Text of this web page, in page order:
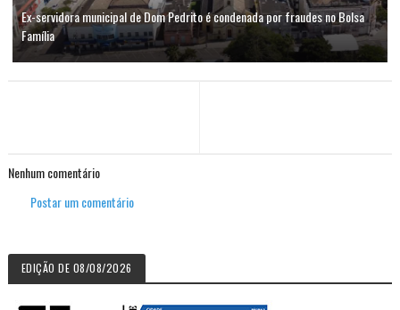
Ex-servidora municipal de Dom Pedrito é condenada por fraudes no Bolsa
Família
Nenhum comentário
Postar um comentário
EDIÇÃO DE 08/08/2026